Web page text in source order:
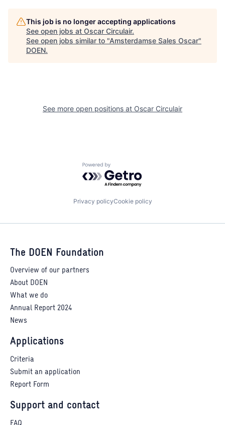
This job is no longer accepting applications
See open jobs at Oscar Circulair.
See open jobs similar to "Amsterdamse Sales Oscar"
DOEN.
See more open positions at Oscar Circulair
Powered by Getro.com
Privacy policyCookie policy
The DOEN Foundation
Overview of our partners
About DOEN
What we do
Annual Report 2024
News
Applications
Criteria
Submit an application
Report Form
Support and contact
FAQ